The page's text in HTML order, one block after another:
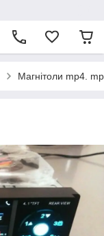
Магнітоли mp4.